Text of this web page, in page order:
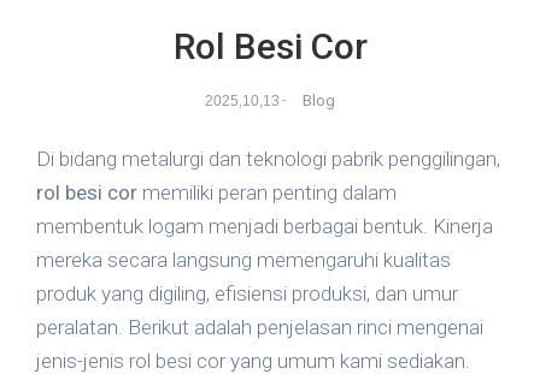
Rol Besi Cor
2025,10,13 - Blog
Di bidang metalurgi dan teknologi pabrik penggilingan,
rol besi cor memiliki peran penting dalam
membentuk logam menjadi berbagai bentuk. Kinerja
mereka secara langsung memengaruhi kualitas
produk yang digiling, efisiensi produksi, dan umur
peralatan. Berikut adalah penjelasan rinci mengenai
jenis-jenis rol besi cor yang umum kami sediakan.